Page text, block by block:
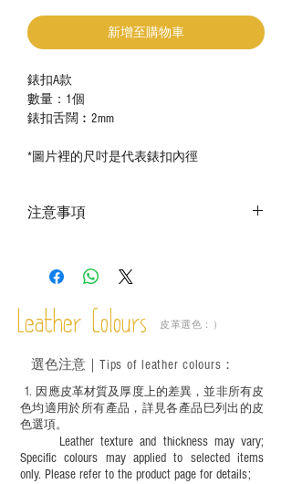
新增至購物車
錶扣A款
數量：1個
錶扣舌闊︰2mm
*圖片裡的尺吋是代表錶扣內徑
注意事項
－ 此產品含有細小配件、尖銳物件，恕不
必須由成年人陪同下使用並應小心處理。
Leather Colours 皮革選色：）
1. ​ 因應皮革材質及厚度上的差異，並非所有皮
色均適用於所有產品，詳見各產品巳列出的皮
色選項。
Leather texture and thickness may vary;
Specific colours may applied to selected items
only. Please refer to the product page for details;
選色注意｜ Tips of leather colours ：